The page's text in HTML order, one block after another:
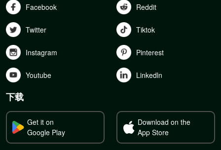
Facebook Reddit
Twitter Tiktok
Instagram Pinterest
Youtube Linkedln
下载
Get it on
Google Play
Download on the
App Store